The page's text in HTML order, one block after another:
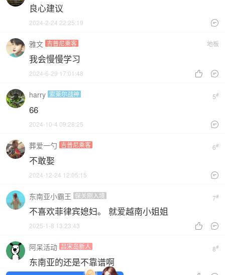
良心建议

2024-2-24 22:25:19
地板
雅文 吉普尼乘客
我会慢慢学习
 
2024-6-29 17:01:48
5#
harry 索莱尔战神
66

2024-10-4 09:28:25
6#
葬爱一勺 吉普尼乘客
不敢娶

2024-12-24 12:05:15
7#
东南亚小霸王 保关刚入境
不喜欢菲律宾媳妇。 就爱越南小姐姐
 
2025-1-8 13:23:43
8#
阿呆活动 吕宋岛新人
东南亚的还是不靠谱啊